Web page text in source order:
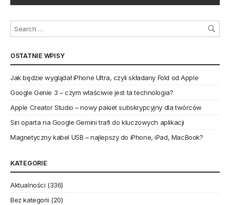
OSTATNIE WPISY
Jak będzie wyglądał iPhone Ultra, czyli składany Fold od Apple
Google Genie 3 – czym właściwie jest ta technologia?
Apple Creator Studio – nowy pakiet subskrypcyjny dla twórców
Siri oparta na Google Gemini trafi do kluczowych aplikacji
Magnetyczny kabel USB – najlepszy do iPhone, iPad, MacBook?
KATEGORIE
Aktualności (336)
Bez kategorii (20)